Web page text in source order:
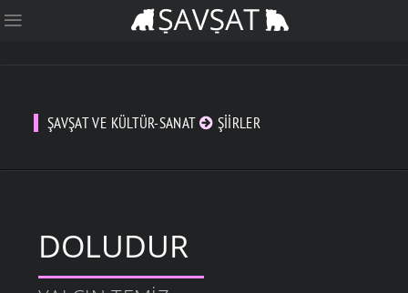
ŞAVŞAT VE KÜLTÜR-SANAT ŞIIRLER
DOLUDUR